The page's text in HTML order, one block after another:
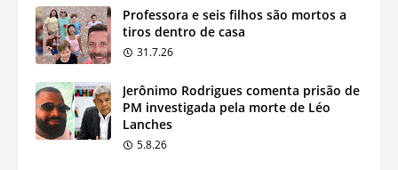
Professora e seis filhos são mortos a
tiros dentro de casa
31.7.26
Jerônimo Rodrigues comenta prisão de
PM investigada pela morte de Léo
Lanches
5.8.26